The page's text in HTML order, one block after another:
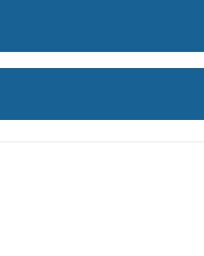
kullanarak tarafımıza iletebilirsiniz.